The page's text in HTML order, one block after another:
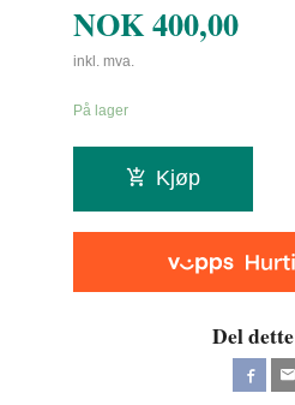
NOK400,00
inkl. mva.
På lager
Kjøp
Del dette